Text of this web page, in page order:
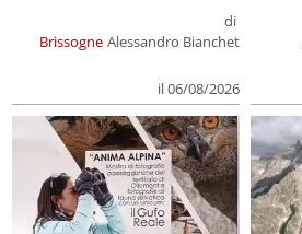
Brissogne
di
Alessandro Bianchet
il 06/08/2026